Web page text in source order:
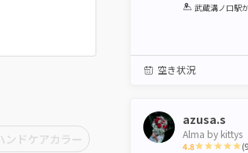
ンドケアカラー
1 2 3 4 5
武蔵溝ノ口駅
空き状況
azusa.s
Alma by kittys
4.8 (9